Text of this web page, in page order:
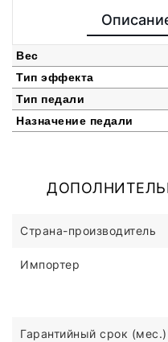
Вес
Тип эффекта
Тип педали
Назначение педали
Страна-производитель
Импортер
Гарантийный срок (мес.)